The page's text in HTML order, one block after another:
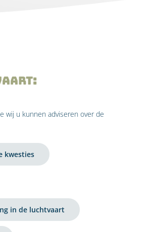
wij u kunnen adviseren over de
kwesties
in de luchtvaart